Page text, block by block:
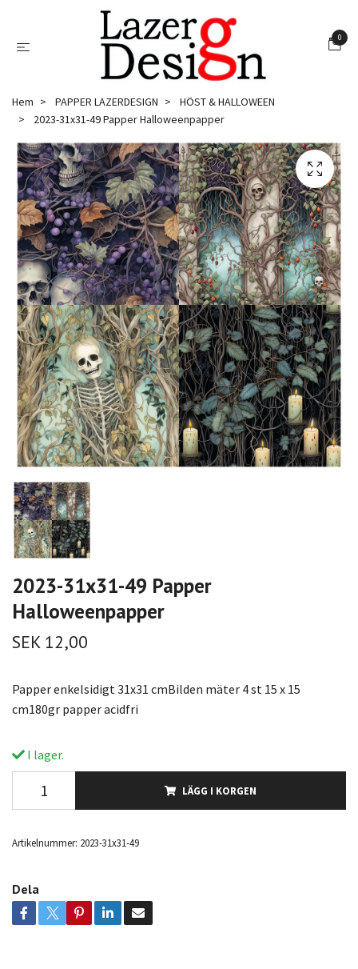
0
Hem PAPPER LAZERDESIGN
HÖST & HALLOWEEN
2023-31x31-49 Papper Halloweenpapper
2023-31x31-49 Papper
Halloweenpapper
SEK 12,00
Papper enkelsidigt 31x31 cmBilden mäter 4 st 15 x 15
cm180gr papper acidfri
I lager.
LÄGG I KORGEN
Artikelnummer: 2023-31x31-49
Dela